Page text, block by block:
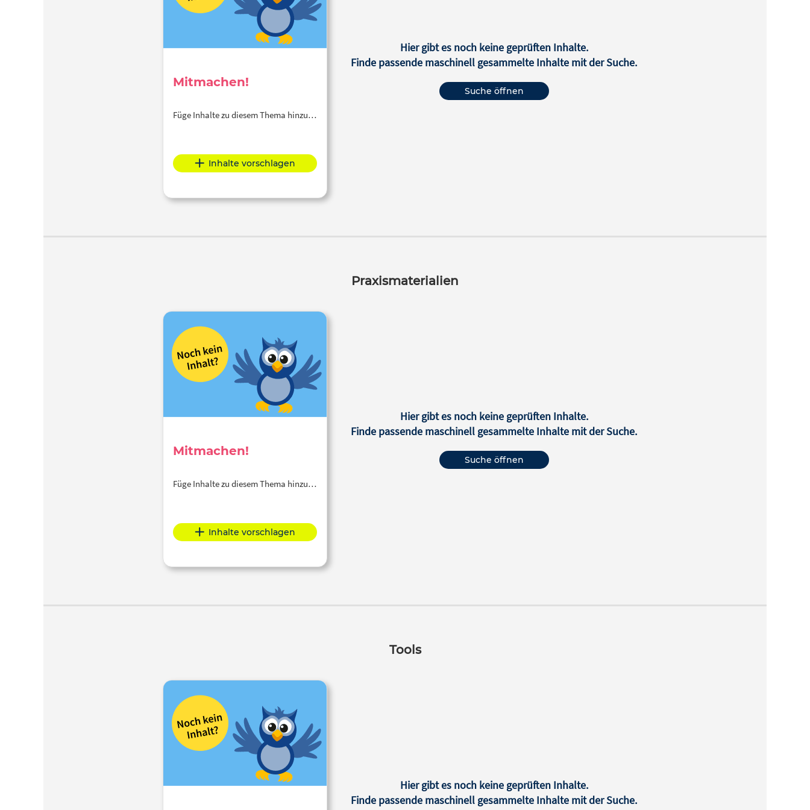
Mitmachen!
Füge Inhalte zu diesem Thema hinzu…
Inhalte vorschlagen
Hier gibt es noch keine geprüften Inhalte.
Finde passende maschinell gesammelte Inhalte mit der Suche.
Suche öffnen
Praxismaterialien
Mitmachen!
Füge Inhalte zu diesem Thema hinzu…
Inhalte vorschlagen
Hier gibt es noch keine geprüften Inhalte.
Finde passende maschinell gesammelte Inhalte mit der Suche.
Suche öffnen
Tools
Hier gibt es noch keine geprüften Inhalte.
Finde passende maschinell gesammelte Inhalte mit der Suche.